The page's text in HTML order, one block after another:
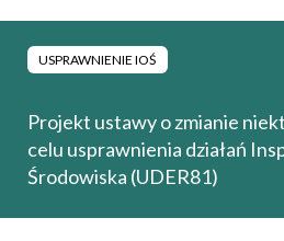
USPRAWNIENIE IOŚ
Projekt ustawy o zmianie
celu usprawnienia działań
Środowiska (UDER81)